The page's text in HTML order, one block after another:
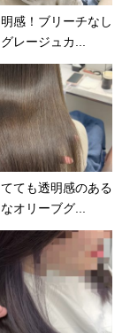
感！ブリーチなし
レージュカ...
ても透明感のある
オリーブグ...